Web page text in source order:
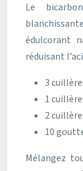
Le
édulcorant
réduisant
3
1
2
10
Mélangez